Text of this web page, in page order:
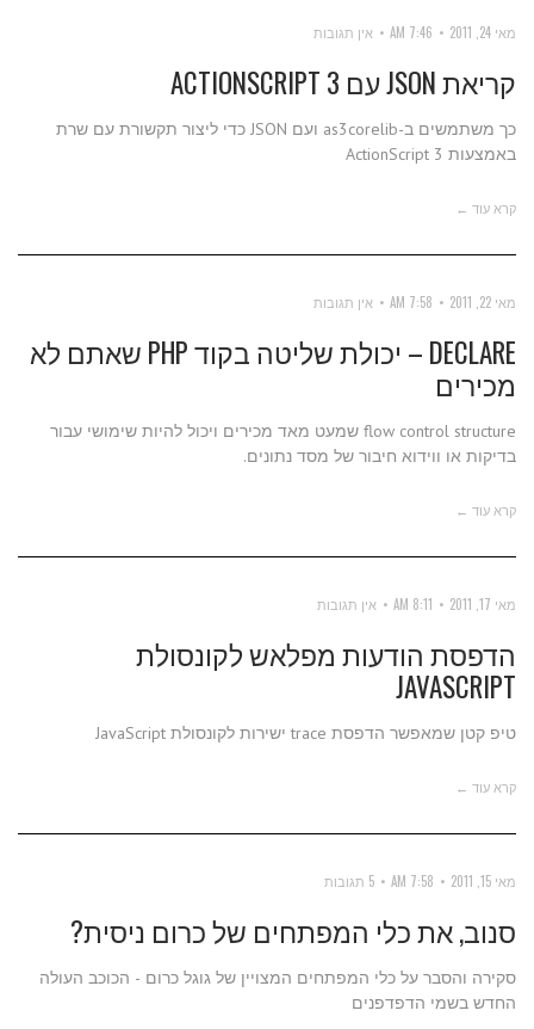
מאי 24, 2011 7:46 AM אין תגובות
קריאת JSON עם ACTIONSCRIPT 3
כך משתמשים ב-as3corelib ועם JSON כדי ליצור תקשורת עם שרת
באמצעות ActionScript 3
קרא עוד ←
מאי 22, 2011 7:58 AM אין תגובות
DECLARE – יכולת שליטה בקוד PHP שאתם לא
מכירים
flow control structure שמעט מאד מכירים ויכול להיות שימושי עבור
בדיקות או ווידוא חיבור של מסד נתונים.
קרא עוד ←
מאי 17, 2011 8:11 AM אין תגובות
הדפסת הודעות מפלאש לקונסולת
JAVASCRIPT
טיפ קטן שמאפשר הדפסת trace ישירות לקונסולת JavaScript
קרא עוד ←
מאי 15, 2011 7:58 AM 5 תגובות
סנוב, את כלי המפתחים של כרום ניסית?
סקירה והסבר על כלי המפתחים המצויין של גוגל כרום - הכוכב העולה
החדש בשמי הדפדפנים